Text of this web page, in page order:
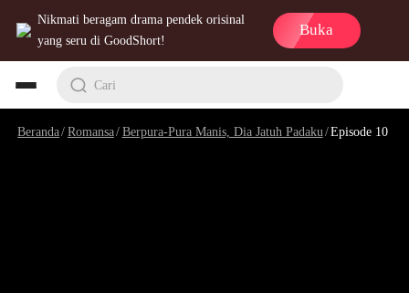
Nikmati beragam drama pendek orisinal
yang seru di GoodShort!
Buka
Cari
Beranda/Romansa/Berpura-Pura Manis, Dia Jatuh Padaku/Episode 10